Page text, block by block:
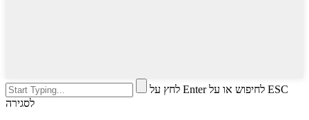
לחץ על Enter לחיפוש או על ESC
לסגירה